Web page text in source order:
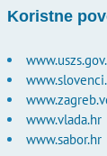
Koristne
www.vlada.hr
www.sabor.hr